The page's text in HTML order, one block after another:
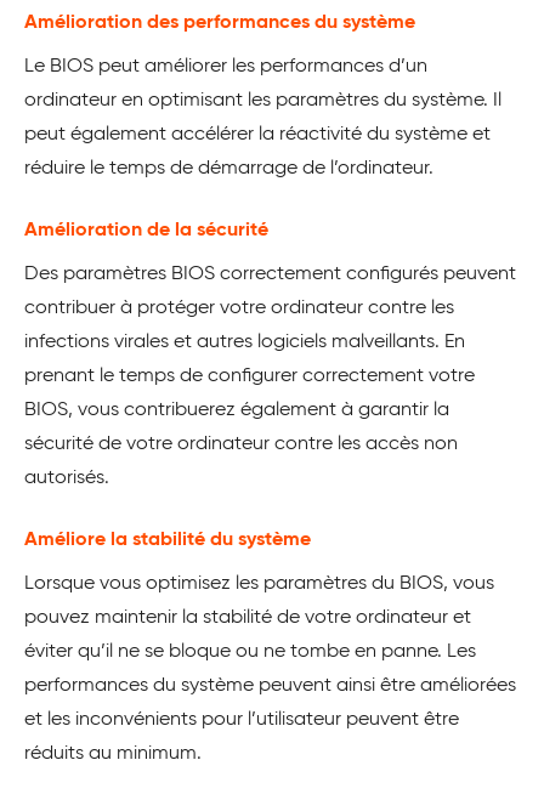
Amélioration des performances du système
Le BIOS peut améliorer les performances d’un
ordinateur en optimisant les paramètres du système. Il
peut également accélérer la réactivité du système et
réduire le temps de démarrage de l’ordinateur.
Amélioration de la sécurité
Des paramètres BIOS correctement configurés peuvent
contribuer à protéger votre ordinateur contre les
infections virales et autres logiciels malveillants. En
prenant le temps de configurer correctement votre
BIOS, vous contribuerez également à garantir la
sécurité de votre ordinateur contre les accès non
autorisés.
Améliore la stabilité du système
Lorsque vous optimisez les paramètres du BIOS, vous
pouvez maintenir la stabilité de votre ordinateur et
éviter qu’il ne se bloque ou ne tombe en panne. Les
performances du système peuvent ainsi être améliorées
et les inconvénients pour l’utilisateur peuvent être
réduits au minimum.